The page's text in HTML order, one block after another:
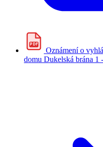
PDF
Oznámení o
domu Dukelská brána 1